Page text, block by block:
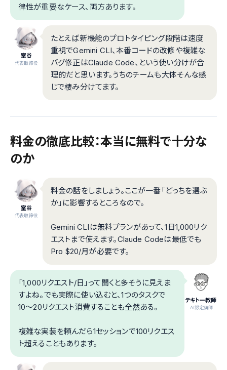
律性が重要なケース、両方あります。
室谷
代表取締役
たとえば新機能のプロトタイピング段階は速度
重視でGemini CLI、本番コードの改修や複雑な
バグ修正はClaude Code、という使い分けが合
理的だと思います。うちのチームも大体そんな感
じで棲み分けてます。
料金の徹底比較：本当に無料で十分な
のか
室谷
代表取締役
料金の話をしましょう。ここが一番「どっちを選ぶ
か」に影響するところなので。
Gemini CLIは無料プランがあって、1日1,000リク
エストまで使えます。Claude Codeは最低でも
Pro $20/月が必要です。
テキトー教師
.AI認定講師
「1,000リクエスト/日」って聞くと多そうに見えま
すよね。でも実際に使い込むと、1つのタスクで
10〜20リクエスト消費することも全然ある。
複雑な実装を頼んだら1セッションで100リクエス
ト超えることもあります。